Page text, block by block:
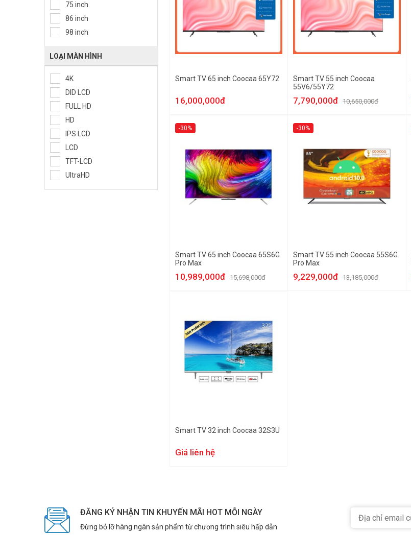
75 inch
86 inch
98 inch
LOẠI MÀN HÌNH
4K
DID LCD
FULL HD
HD
IPS LCD
LCD
TFT-LCD
UltraHD
Smart TV 65 inch Coocaa 65Y72
16,000,000đ
Smart TV 55 inch Coocaa
55V6/55Y72
7,790,000đ 10,650,000đ
-30%
Smart TV 65 inch Coocaa 65S6G
Pro Max
10,989,000đ 15,698,000đ
-30%
Smart TV 55 inch Coocaa 55S6G
Pro Max
9,229,000đ 13,185,000đ
Smart TV 32 inch Coocaa 32S3U
Giá liên hệ
ĐĂNG KÝ NHẬN TIN KHUYẾN MÃI HOT MỖI NGÀY
Đừng bỏ lỡ hàng ngàn sản phẩm từ chương trình siêu hấp dẫn